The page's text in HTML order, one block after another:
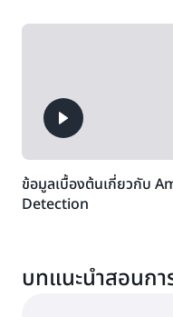
ข้อมูลเบื้องต้นเกี่ยวกับ
Detection
บทแนะนำสอนกา